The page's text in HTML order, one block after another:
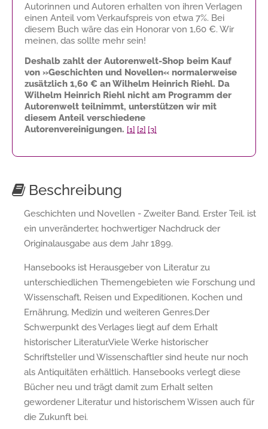
Autorinnen und Autoren erhalten von ihren Verlagen
einen Anteil vom Verkaufspreis von etwa 7%. Bei
diesem Buch wäre das ein Honorar von 1,60 €. Wir
meinen, das sollte mehr sein!
Deshalb zahlt der Autorenwelt-Shop beim Kauf
von »Geschichten und Novellen« normalerweise
zusätzlich 1,60 € an Wilhelm Heinrich Riehl. Da
Wilhelm Heinrich Riehl nicht am Programm der
Autorenwelt teilnimmt, unterstützen wir mit
diesem Anteil verschiedene
Autorenvereinigungen. [1] [2] [3]
Beschreibung
Geschichten und Novellen - Zweiter Band. Erster Teil. ist
ein unveränderter, hochwertiger Nachdruck der
Originalausgabe aus dem Jahr 1899.
Hansebooks ist Herausgeber von Literatur zu
unterschiedlichen Themengebieten wie Forschung und
Wissenschaft, Reisen und Expeditionen, Kochen und
Ernährung, Medizin und weiteren Genres.Der
Schwerpunkt des Verlages liegt auf dem Erhalt
historischer Literatur.Viele Werke historischer
Schriftsteller und Wissenschaftler sind heute nur noch
als Antiquitäten erhältlich. Hansebooks verlegt diese
Bücher neu und trägt damit zum Erhalt selten
gewordener Literatur und historischem Wissen auch für
die Zukunft bei.